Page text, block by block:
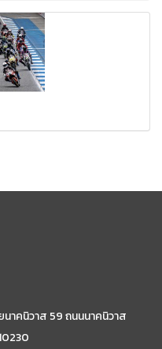
นาคนิวาส 59ถนนนาคนิวาส